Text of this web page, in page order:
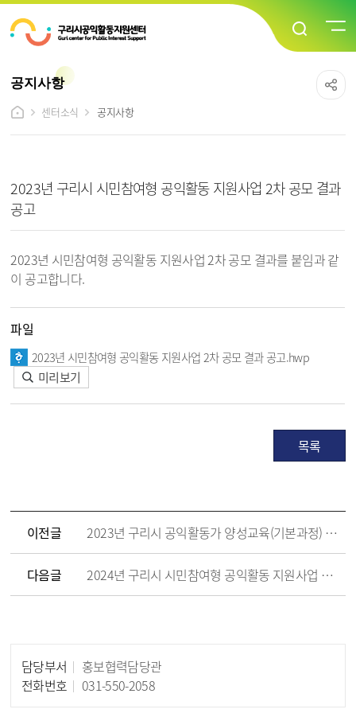
공지사항
센터소식
공지사항
2023년 구리시 시민참여형 공익활동 지원사업 2차 공모 결과
공고
2023년 시민참여형 공익활동 지원사업 2차 공모 결과를 붙임과 같
이 공고합니다.
파일
2023년 시민참여형 공익활동 지원사업 2차 공모 결과 공고.hwp
미리보기
목록
이전글 2023년 구리시 공익활동가 양성교육(기본과정) 수강생 모집
다음글 2024년 구리시 시민참여형 공익활동 지원사업 공고
담당부서
홍보협력담당관
전화번호
031-550-2058